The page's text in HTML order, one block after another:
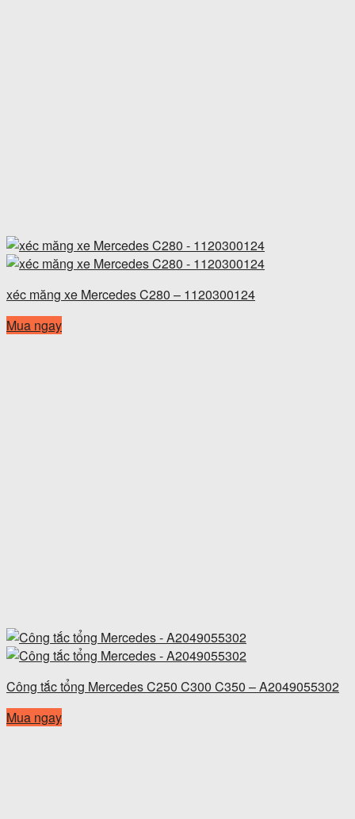
xéc măng xe Mercedes C280 – 1120300124
Mua ngay
Công tắc tổng Mercedes C250 C300 C350 – A2049055302
Mua ngay